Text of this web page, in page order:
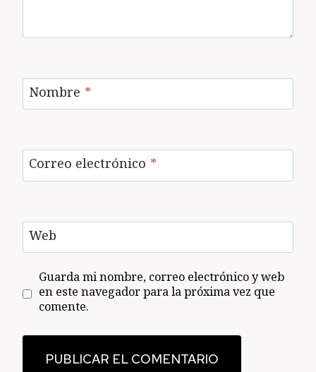
Nombre *
Correo electrónico *
Web
Guarda mi nombre, correo electrónico y web
en este navegador para la próxima vez que
comente.